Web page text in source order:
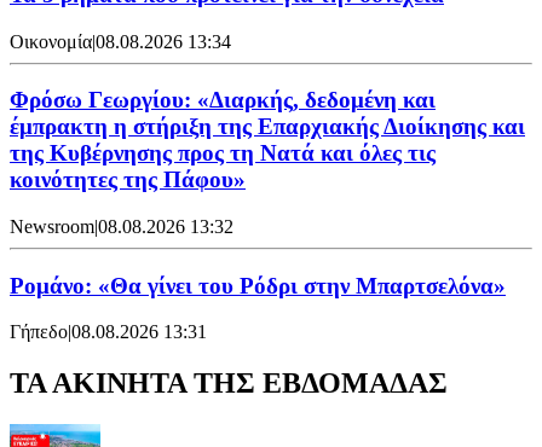
Οικονομία|08.08.2026 13:34
Φρόσω Γεωργίου: «Διαρκής, δεδομένη και
έμπρακτη η στήριξη της Επαρχιακής Διοίκησης και
της Κυβέρνησης προς τη Νατά και όλες τις
κοινότητες της Πάφου»
Newsroom|08.08.2026 13:32
Ρομάνο: «Θα γίνει του Ρόδρι στην Μπαρτσελόνα»
Γήπεδο|08.08.2026 13:31
ΤΑ ΑΚΙΝΗΤΑ ΤΗΣ ΕΒΔΟΜΑΔΑΣ